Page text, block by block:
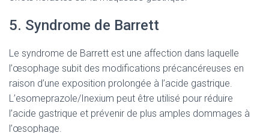
5. Syndrome de Barrett
Le syndrome de Barrett est une affection dans laquelle
l’œsophage subit des modifications précancéreuses en
raison d’une exposition prolongée à l’acide gastrique.
L’esomeprazole/Inexium peut être utilisé pour réduire
l’acide gastrique et prévenir de plus amples dommages à
l’œsophage.